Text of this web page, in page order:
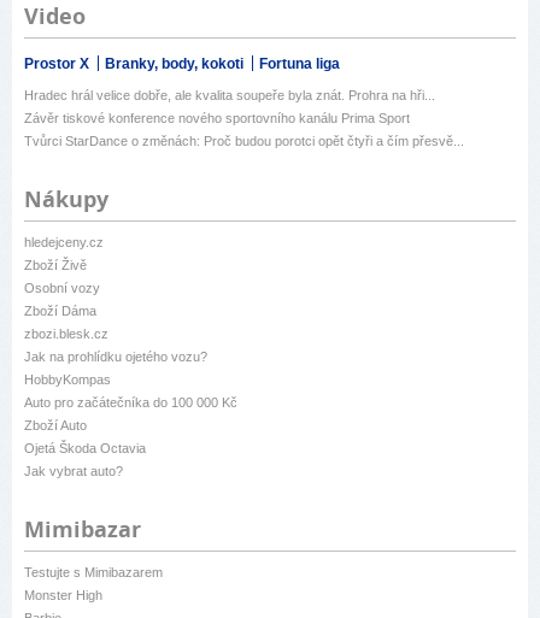
Video
Prostor X Branky, body, kokoti Fortuna liga
Hradec hrál velice dobře, ale kvalita soupeře byla znát. Prohra na hři...
Závěr tiskové konference nového sportovního kanálu Prima Sport
Tvůrci StarDance o změnách: Proč budou porotci opět čtyři a čím přesvě...
Nákupy
hledejceny.cz
Zboží Živě
Osobní vozy
Zboží Dáma
zbozi.blesk.cz
Jak na prohlídku ojetého vozu?
HobbyKompas
Auto pro začátečníka do 100 000 Kč
Zboží Auto
Ojetá Škoda Octavia
Jak vybrat auto?
Mimibazar
Testujte s Mimibazarem
Monster High